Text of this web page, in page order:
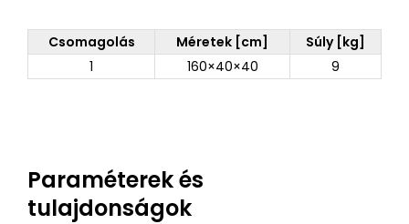
Csomagolás Méretek [cm]
Súly [kg]
1
160×40×40 9
Paraméterek és
tulajdonságok